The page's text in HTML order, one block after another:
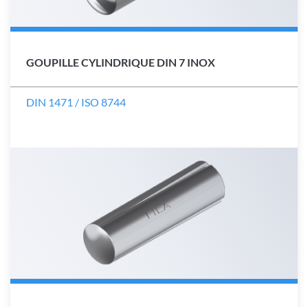
GOUPILLE CYLINDRIQUE DIN 7 INOX
DIN 1471 / ISO 8744